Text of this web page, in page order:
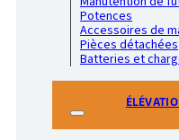
Potences
Accessoires de
Pièces détachées
Batteries et